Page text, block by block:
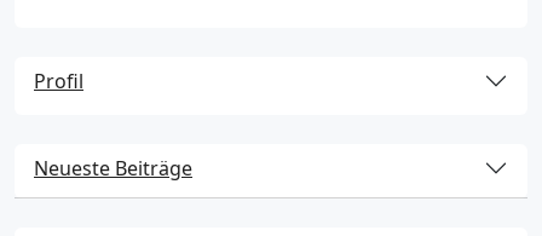
Profil
Neueste Beiträge